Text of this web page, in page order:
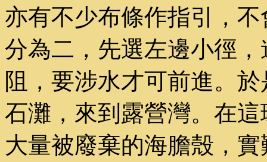
亦有不少布條作指引，
分為二，先選左邊小徑
阻，要涉水才可前進。
石灘，來到露營灣。在
大量被廢棄的海膽殼，